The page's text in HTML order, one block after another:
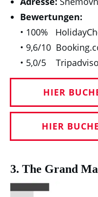
Bewertungen:
• 100%
• 9,6/10
• 5,0/5
HIER
HIER
3. The Grand